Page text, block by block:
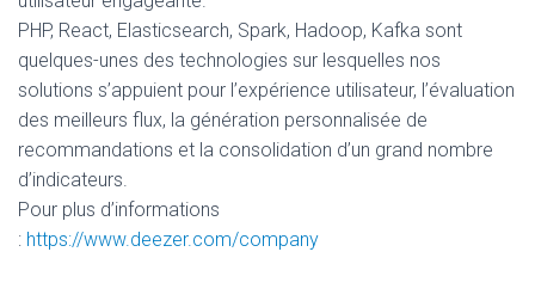
PHP, React, Elasticsearch, Spark, Hadoop, Kafka sont
quelques-unes des technologies sur lesquelles nos
solutions s’appuient pour l’expérience utilisateur, l’évaluation
des meilleurs flux, la génération personnalisée de
recommandations et la consolidation d’un grand nombre
d’indicateurs.
Pour plus d’informations
: https://www.deezer.com/company